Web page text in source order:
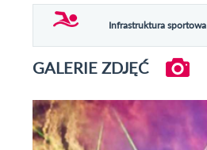
Infrastruktura sportowa
GALERIE ZDJĘĆ